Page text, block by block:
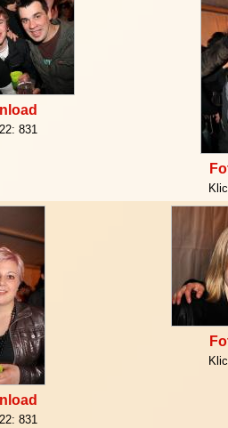
831
831